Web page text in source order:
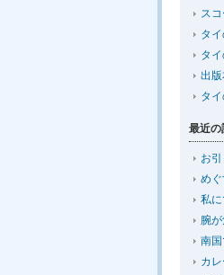
ス
タ
タ
出
タ
最近の
お
めぐ
私に
腕
南
カ